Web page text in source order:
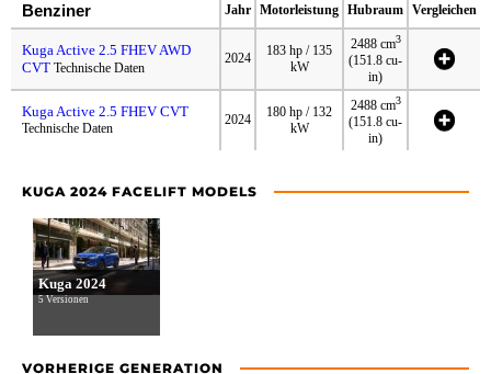
Benziner Jahr Motorleistung Hubraum Vergleichen
Kuga Active 2.5 FHEV AWD
CVT Technische Daten
2024
183 hp / 135
kW
2488 cm3
(151.8 cu-
in)
Kuga Active 2.5 FHEV CVT
Technische Daten
2024
180 hp / 132
kW
2488 cm3
(151.8 cu-
in)
KUGA 2024 FACELIFT MODELS
Kuga 2024
5 Versionen
VORHERIGE GENERATION